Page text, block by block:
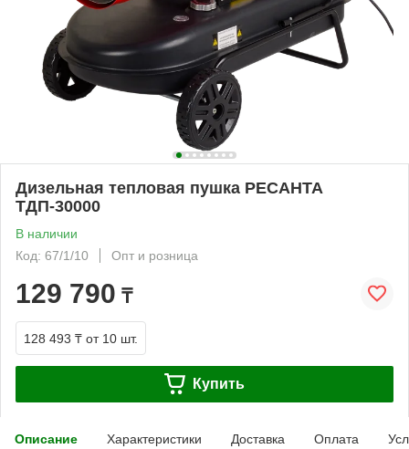
Дизельная тепловая пушка РЕСАНТА
ТДП-30000
В наличии
Код: 67/1/10
Опт и розница
129 790 ₸
128 493 ₸ от 10 шт.
Купить
Описание Характеристики Доставка Оплата